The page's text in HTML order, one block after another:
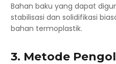
Bahan baku yang dapat
stabilisasi dan solidifikasi
bahan termoplastik.
3. Metode